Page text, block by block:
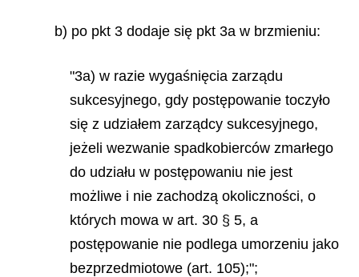
b) po pkt 3 dodaje się pkt 3a w brzmieniu:
"3a) w razie wygaśnięcia zarządu
sukcesyjnego, gdy postępowanie toczyło
się z udziałem zarządcy sukcesyjnego,
jeżeli wezwanie spadkobierców zmarłego
do udziału w postępowaniu nie jest
możliwe i nie zachodzą okoliczności, o
których mowa w art. 30 § 5, a
postępowanie nie podlega umorzeniu jako
bezprzedmiotowe (art. 105);";